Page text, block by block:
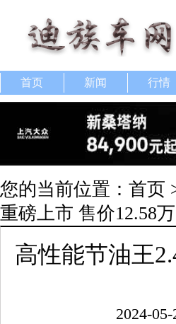
首页 新闻 行情
您的当前位置： 首页
重磅上市 售价12.58
高性能节油王
2024-05-